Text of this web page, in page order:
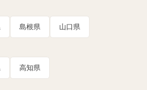
島根県 山口県
高知県